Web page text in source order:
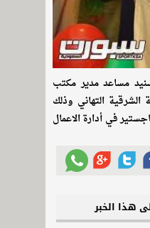
مساعد مدير مكتب
الشرقية التهاني وذلك
في أدارة الاعمال
هذا الخبر